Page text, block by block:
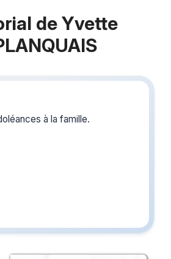
de Yvette
à la famille.